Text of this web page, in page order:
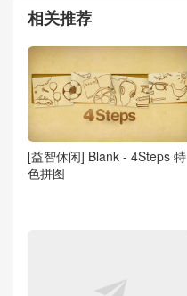
相关推荐
[益智休闲] Blank - 4Steps 特
色拼图